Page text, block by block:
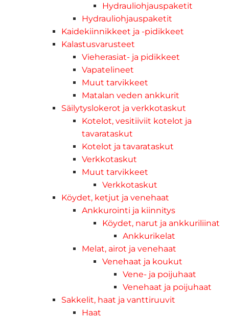
Hydrauliohjauspaketit
Hydrauliohjauspaketit
Kaidekiinnikkeet ja -pidikkeet
Kalastusvarusteet
Vieherasiat- ja pidikkeet
Vapatelineet
Muut tarvikkeet
Matalan veden ankkurit
Säilytyslokerot ja verkkotaskut
Kotelot, vesitiiviit kotelot ja
tavarataskut
Kotelot ja tavarataskut
Verkkotaskut
Muut tarvikkeet
Verkkotaskut
Köydet, ketjut ja venehaat
Ankkurointi ja kiinnitys
Köydet, narut ja ankkuriliinat
Ankkurikelat
Melat, airot ja venehaat
Venehaat ja koukut
Vene- ja poijuhaat
Venehaat ja poijuhaat
Sakkelit, haat ja vanttiruuvit
Haat